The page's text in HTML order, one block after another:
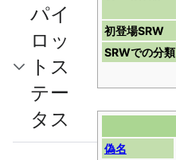
初登場SRW
SRWでの分類
偽名
パイ
ロッ
トス
テー
タス